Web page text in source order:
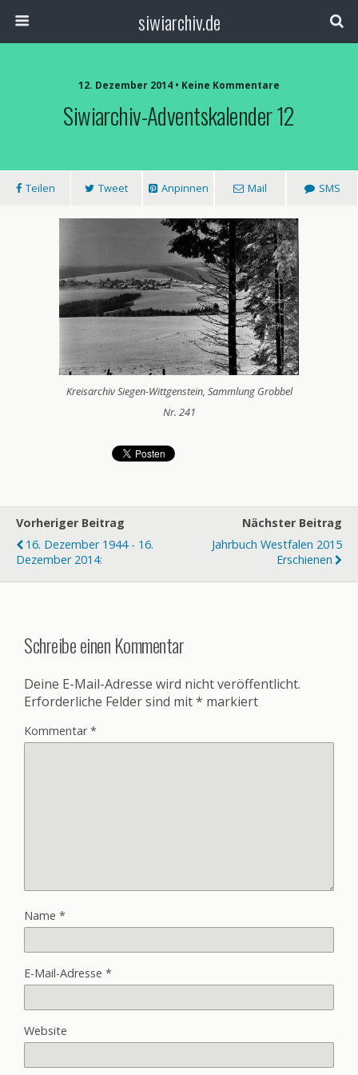
siwiarchiv.de
12. Dezember 2014 • Keine Kommentare
Siwiarchiv-Adventskalender 12
Teilen Tweet Anpinnen Mail SMS
Kreisarchiv Siegen-Wittgenstein, Sammlung Grobbel
Nr. 241
Vorheriger Beitrag
16. Dezember 1944 - 16.
Dezember 2014:
Nächster Beitrag
Jahrbuch Westfalen 2015
Erschienen
Schreibe einen Kommentar
Deine E-Mail-Adresse wird nicht veröffentlicht.
Erforderliche Felder sind mit* markiert
Kommentar*
Name *
E-Mail-Adresse *
Website